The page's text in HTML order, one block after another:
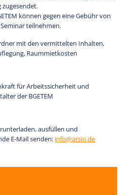
können gegen eine Gebühr von
teilnehmen.
mit den vermittelten Inhalten,
Raummietkosten
für Arbeitssicherheit und
der BGETEM
ausfüllen und
E-Mail senden: info@arsio.de